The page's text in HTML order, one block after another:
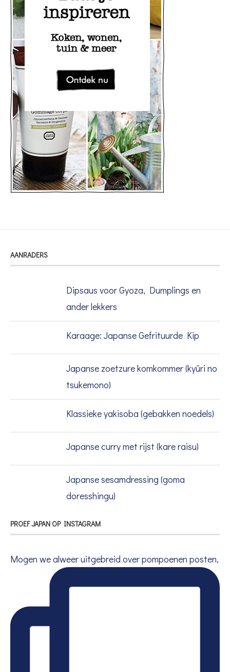
AANRADERS
Dipsaus voor Gyoza, Dumplings en
ander lekkers
Karaage: Japanse Gefrituurde Kip
Japanse zoetzure komkommer (kyūri no
tsukemono)
Klassieke yakisoba (gebakken noedels)
Japanse curry met rijst (kare raisu)
Japanse sesamdressing (goma
doresshingu)
PROEF JAPAN OP INSTAGRAM
Mogen we alweer uitgebreid over pompoenen posten,